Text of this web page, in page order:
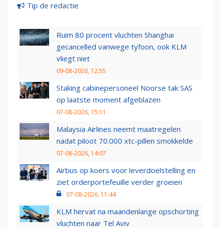
Tip de redactie
Ruim 80 procent vluchten Shanghai
gecancelled vanwege tyfoon, ook KLM
vliegt niet
09-08-2026, 12:55
Staking cabinepersoneel Noorse tak SAS
op laatste moment afgeblazen
07-08-2026, 15:11
Malaysia Airlines neemt maatregelen
nadat piloot 70.000 xtc-pillen smokkelde
07-08-2026, 14:07
Airbus op koers voor leverdoelstelling en
ziet orderportefeuille verder groeien
07-08-2026, 11:44
KLM hervat na maandenlange opschorting
vluchten naar Tel Aviv